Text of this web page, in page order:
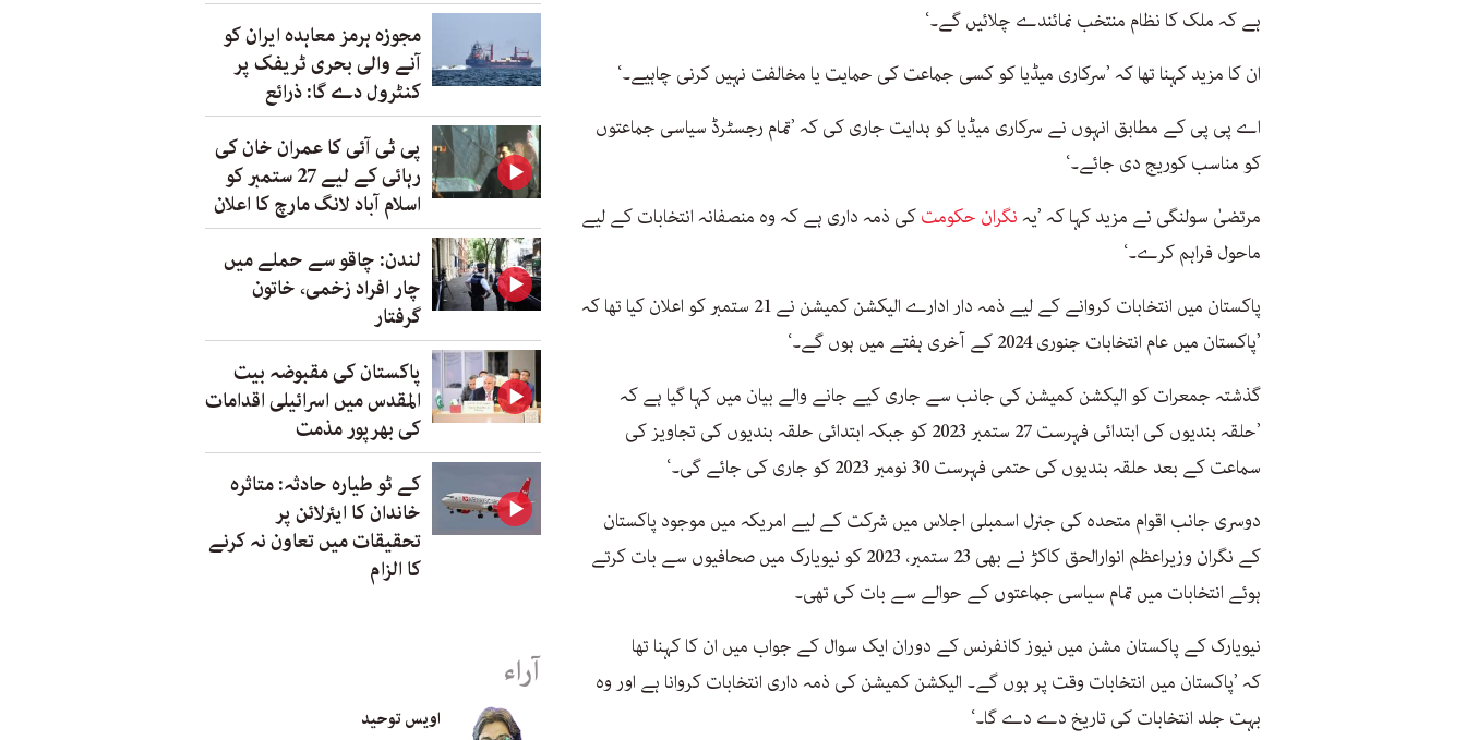
ہے کہ ملک کا نظام منتخب نمائندے چلائیں گے۔‘
ان کا مزید کہنا تھا کہ ’سرکاری میڈیا کو کسی جماعت کی حمایت یا مخالفت نہیں کرنی چاہیے۔‘
اے پی پی کے مطابق انہوں نے سرکاری میڈیا کو ہدایت جاری کی کہ ’تمام رجسٹرڈ سیاسی جماعتوں
کو مناسب کوریج دی جائے۔‘
مرتضیٰ سولنگی نے مزید کہا کہ ’یہنگران حکومتکی ذمہ داری ہے کہ وہ منصفانہ انتخابات کے لیے
ماحول فراہم کرے۔‘
پاکستان میں انتخابات کروانے کے لیے ذمہ دار ادارے الیکشن کمیشن نے 21 ستمبر کو اعلان کیا تھا کہ
’پاکستان میں عام انتخابات جنوری 2024 کے آخری ہفتے میں ہوں گے۔‘
گذشتہ جمعرات کو الیکشن کمیشن کی جانب سے جاری کیے جانے والے بیان میں کہا گیا ہے کہ
’حلقہ بندیوں کی ابتدائی فہرست 27 ستمبر 2023 کو جبکہ ابتدائی حلقہ بندیوں کی تجاویز کی
سماعت کے بعد حلقہ بندیوں کی حتمی فہرست 30 نومبر 2023 کو جاری کی جائے گی۔‘
دوسری جانب اقوام متحدہ کی جنرل اسمبلی اجلاس میں شرکت کے لیے امریکہ میں موجود پاکستان
کے نگران وزیراعظم انوارالحق کاکڑ نے بھی 23 ستمبر، 2023 کو نیویارک میں صحافیوں سے بات کرتے
ہوئے انتخابات میں تمام سیاسی جماعتوں کے حوالے سے بات کی تھی۔
نیویارک کے پاکستان مشن میں نیوز کانفرنس کے دوران ایک سوال کے جواب میں ان کا کہنا تھا
کہ ’پاکستان میں انتخابات وقت پر ہوں گے۔ الیکشن کمیشن کی ذمہ داری انتخابات کروانا ہے اور وہ
بہت جلد انتخابات کی تاریخ دے دے گا۔‘
مجوزہ ہرمز معاہدہ ایران کو
آنے والی بحری ٹریفک پر
کنٹرول دے گا: ذرائع
پی ٹی آئی کا عمران خان کی
رہائی کے لیے 27 ستمبر کو
اسلام آباد لانگ مارچ کا اعلان
لندن: چاقو سے حملے میں
چار افراد زخمی، خاتون
گرفتار
پاکستان کی مقبوضہ بیت
المقدس میں اسرائیلی اقدامات
کی بھرپور مذمت
کے ٹو طیارہ حادثہ: متاثرہ
خاندان کا ایئرلائن پر
تحقیقات میں تعاون نہ کرنے
کا الزام
آراء
اویس توحید